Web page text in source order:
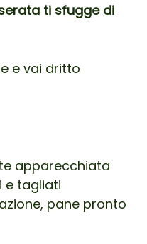
ti sfugge di
e vai dritto
apparecchiata
e tagliati
pane pronto